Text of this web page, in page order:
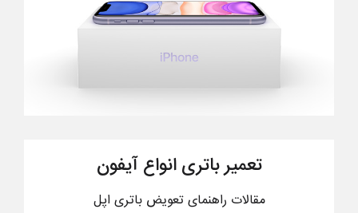
تعمیر باتری انواع آیفون
مقالات راهنمای تعویض باتری اپل